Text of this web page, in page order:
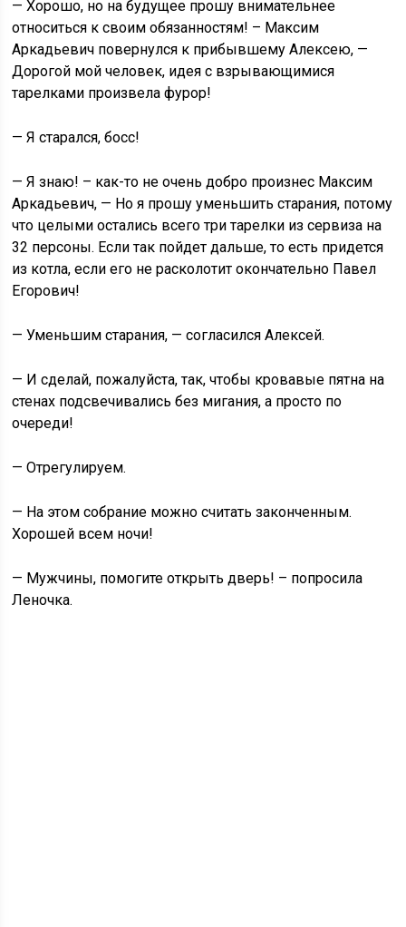
— Хорошо, но на будущее прошу внимательнее
относиться к своим обязанностям! – Максим
Аркадьевич повернулся к прибывшему Алексею, —
Дорогой мой человек, идея с взрывающимися
тарелками произвела фурор!
— Я старался, босс!
— Я знаю! – как-то не очень добро произнес Максим
Аркадьевич, — Но я прошу уменьшить старания, потому
что целыми остались всего три тарелки из сервиза на
32 персоны. Если так пойдет дальше, то есть придется
из котла, если его не расколотит окончательно Павел
Егорович!
— Уменьшим старания, — согласился Алексей.
— И сделай, пожалуйста, так, чтобы кровавые пятна на
стенах подсвечивались без мигания, а просто по
очереди!
— Отрегулируем.
— На этом собрание можно считать законченным.
Хорошей всем ночи!
— Мужчины, помогите открыть дверь! – попросила
Леночка.